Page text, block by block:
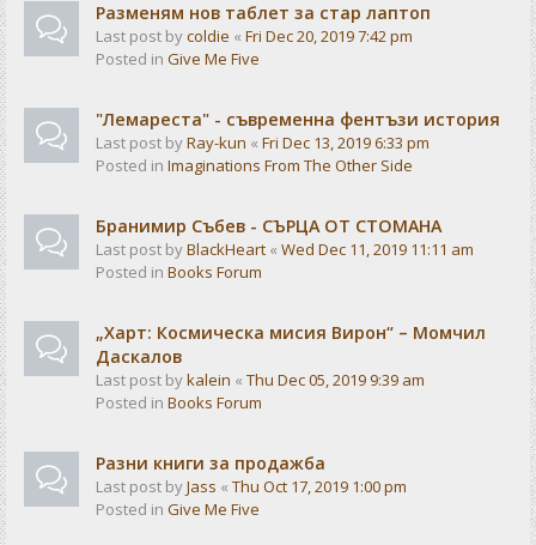
Разменям нов таблет за стар лаптоп
Last post bycoldie « Fri Dec 20, 2019 7:42 pm
Posted in Give Me Five
"Лемареста" - съвременна фентъзи история
Last post byRay-kun « Fri Dec 13, 2019 6:33 pm
Posted in Imaginations From The Other Side
Бранимир Събев - СЪРЦА ОТ СТОМАНА
Last post byBlackHeart « Wed Dec 11, 2019 11:11 am
Posted in Books Forum
„Харт: Космическа мисия Вирон“ – Момчил
Даскалов
Last post bykalein « Thu Dec 05, 2019 9:39 am
Posted in Books Forum
Разни книги за продажба
Last post byJass « Thu Oct 17, 2019 1:00 pm
Posted in Give Me Five